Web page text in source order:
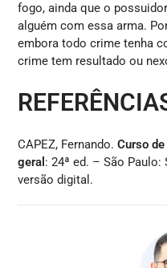
fogo, ainda que o
alguém com essa arma.
embora todo crime tenha
crime tem resultado ou
CAPEZ, Fernando.Curso
geral : 24ª ed. – São Paulo:
versão digital.